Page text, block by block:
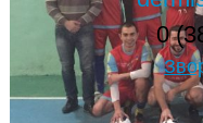
0